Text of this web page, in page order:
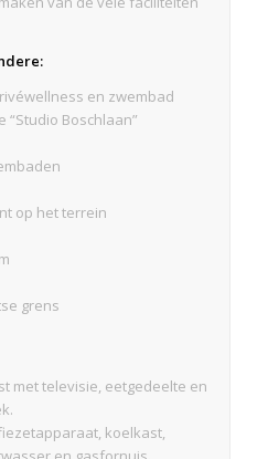
en zwembad
“Studio Boschlaan”
op het terrein
grens
met televisie, eetgedeelte en
koelkast,